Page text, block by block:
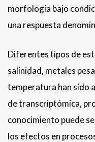
morfología bajo
una respuesta
Diferentes tipos de
salinidad, metales
temperatura han sido
de transcriptómica,
conocimiento puede
los efectos en